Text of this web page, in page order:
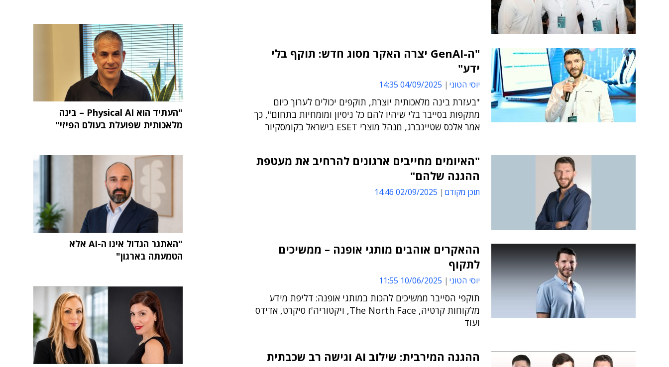
"ה-GenAI יצרה האקר מסוג חדש: תוקף בלי
ידע"
יוסי הטוני 04/09/2025 14:35
"בעזרת בינה מלאכותית יוצרת, תוקפים יכולים לערוך כיום
מתקפות בסייבר בלי שיהיו להם כל ניסיון ומומחיות בתחום", כך
אמר אלכס שטיינברג, מנהל מוצרי ESET בישראל בקומסקיור
"האיומים מחייבים ארגונים להרחיב את מעטפת
ההגנה שלהם"
תוכן מקודם 02/09/2025 14:46
ההאקרים אוהבים מותגי אופנה – ממשיכים
לתקוף
יוסי הטוני 10/06/2025 11:55
תוקפי הסייבר ממשיכים להכות במותגי אופנה: דליפת מידע
מלקוחות קרטיה, The North Face, ויקטוריה'ז סיקרט, אדידס
ועוד
ההגנה המירבית: שילוב AI וגישה רב שכבתית
"העתיד הוא Physical AI – בינה
מלאכותית שפועלת בעולם הפיזי"
"האתגר הגדול אינו ה-AI אלא
הטמעתה בארגון"